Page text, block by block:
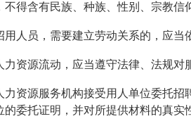
不得含有民族、种族、性别、宗教信
用人员，需要建立劳动关系的，应
资源流动，应当遵守法律、法规对
资源服务机构接受用人单位委托招
的委托证明，并对所提供材料的真实